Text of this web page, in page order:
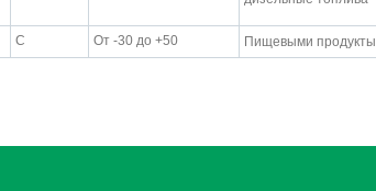
С От -30 до +50 Пищевыми продукты